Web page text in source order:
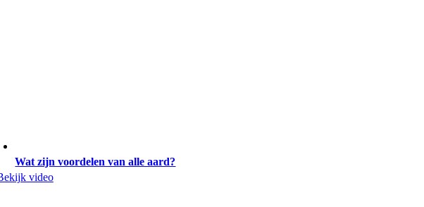
Wat zijn voordelen van alle aard?
video